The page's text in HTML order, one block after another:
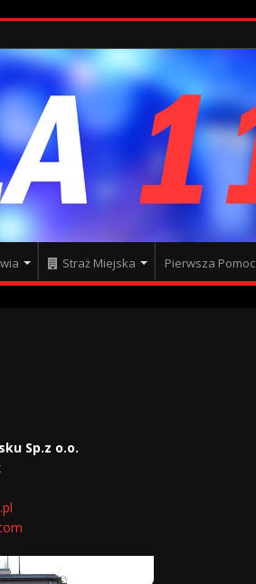
Straż Miejska Pierwsza Pomoc
Sp.z o.o.